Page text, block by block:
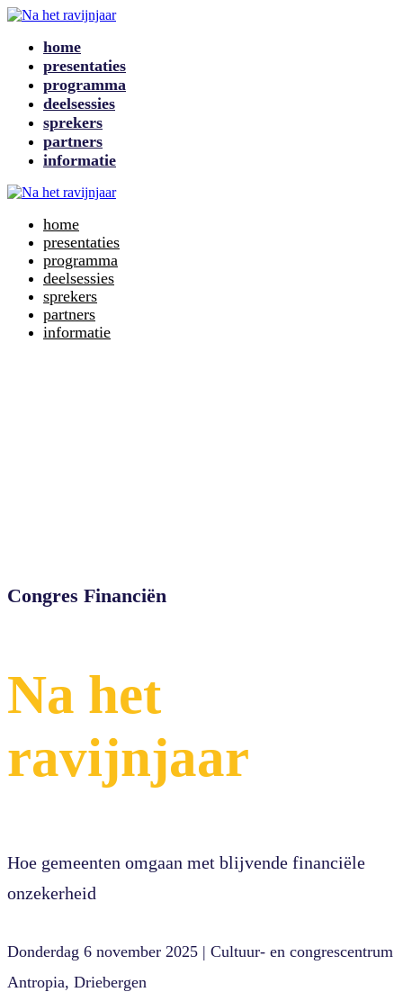
home
presentaties
programma
deelsessies
sprekers
partners
informatie
home
presentaties
programma
deelsessies
sprekers
partners
informatie
Congres Financiën
Na het
ravijnjaar
Hoe gemeenten omgaan met blijvende financiële
onzekerheid
Donderdag 6 november 2025 | Cultuur- en congrescentrum
Antropia, Driebergen